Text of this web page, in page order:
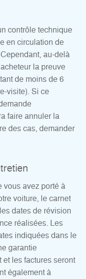
contrôle technique
en circulation de
au-delà
la preuve
de moins de 6
visite). Si ce
faire annuler la
des cas, demander
vous avez porté à
voiture, le carnet
dates de révision
réalisées. Les
indiquées dans le
garantie
les factures seront
également à